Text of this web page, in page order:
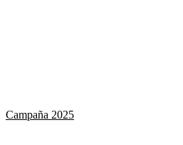
Campaña 2025